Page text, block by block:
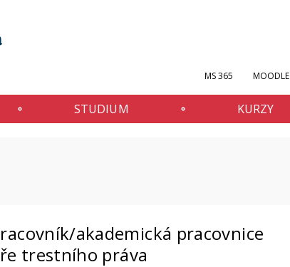
MS 365 MOODLE
STUDIUM KURZY
akademická pracovnice
trestního práva